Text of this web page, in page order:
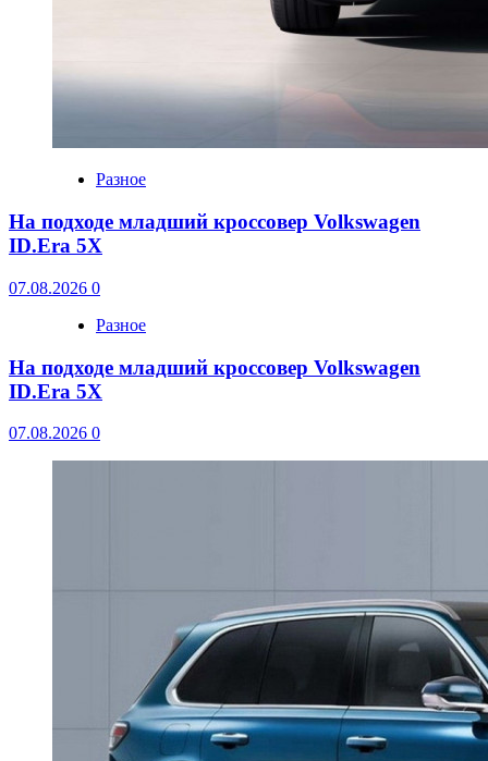
Разное
На подходе младший кроссовер Volkswagen
ID.Era 5X
07.08.2026 0
Разное
На подходе младший кроссовер Volkswagen
ID.Era 5X
07.08.2026 0